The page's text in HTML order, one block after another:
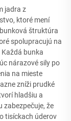
jadra z
ktoré mení
štruktúra
spolupracujú na
bunka
nárazové sily po
na mieste
zníži prudké
hladšiu a
zabezpečuje, že
tisíckach úderov